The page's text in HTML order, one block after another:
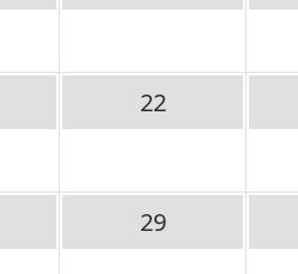
22
29